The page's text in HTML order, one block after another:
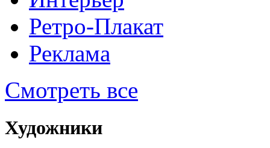
Ретро-Плакат
Реклама
Смотреть все
Художники